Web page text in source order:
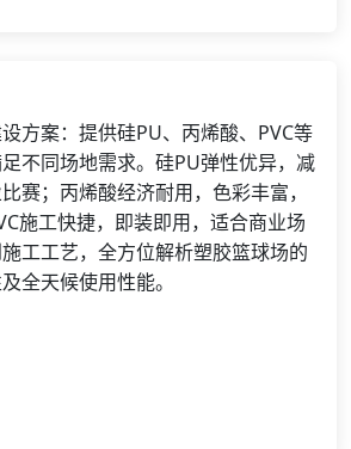
方案：提供硅PU、丙烯酸、PVC等
不同场地需求。硅PU弹性优异，减
赛；丙烯酸经济耐用，色彩丰富，
施工快捷，即装即用，适合商业场
工工艺，全方位解析塑胶篮球场的
全天候使用性能。